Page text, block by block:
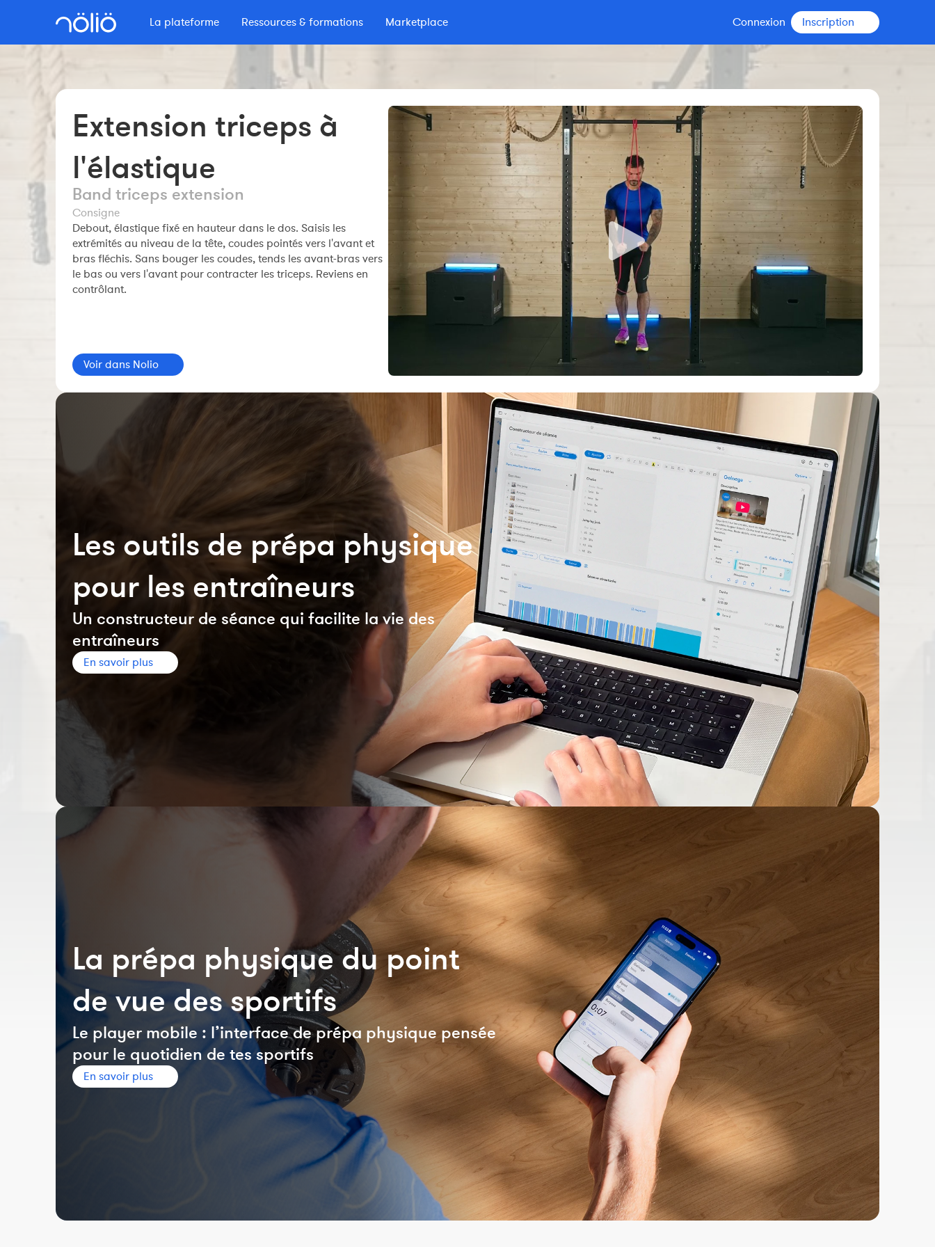
La plateforme Ressources & formations Marketplace Connexion Inscription
La plateforme pour tous
Sportifs
Fonctionnalités
Constructeur de séances
L'équipe Nolio
FAQ
Se former avec Nolio
Formation professionnelle
Masterclass
Maîtriser Nolio
Webinaires
Comprendre son entraînement
Contenu signé Nolio
Podcast Secrets d'Endurance
Le Blog Nolio
Autres ressources
Extension triceps à
l'élastique
Band triceps extension
Consigne
Debout, élastique fixé en hauteur dans le dos. Saisis les
extrémités au niveau de la tête, coudes pointés vers l'avant et
bras fléchis. Sans bouger les coudes, tends les avant-bras vers
le bas ou vers l'avant pour contracter les triceps. Reviens en
contrôlant.
Voir dans Nolio
Les outils de prépa physique
pour les entraîneurs
Un constructeur de séance qui facilite la vie des
entraîneurs
En savoir plus
La prépa physique du point
de vue des sportifs
Le player mobile : l’interface de prépa physique pensée
pour le quotidien de tes sportifs
En savoir plus